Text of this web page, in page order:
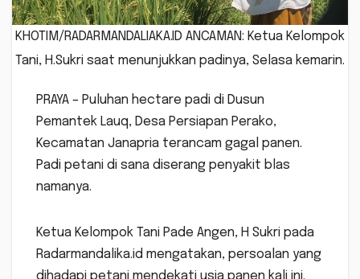
KHOTIM/RADARMANDALIAKA.ID ANCAMAN: Ketua Kelompok
Tani, H.Sukri saat menunjukkan padinya, Selasa kemarin.
PRAYA – Puluhan hectare padi di Dusun
Pemantek Lauq, Desa Persiapan Perako,
Kecamatan Janapria terancam gagal panen.
Padi petani di sana diserang penyakit blas
namanya.
Ketua Kelompok Tani Pade Angen, H Sukri pada
Radarmandalika.id mengatakan, persoalan yang